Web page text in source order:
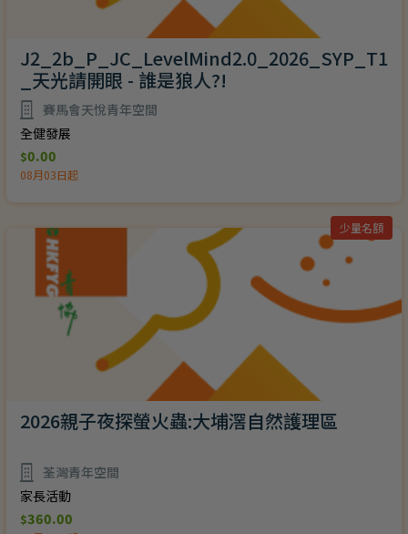
J2_2b_P_JC_LevelMind2.0_2026_SYP_T1
_天光請開眼 - 誰是狼人?!
賽馬會天悅青年空間
全健發展
$0.00
08月03日起
少量名額
2026親子夜探螢火蟲:大埔滘自然護理區
荃灣青年空間
家長活動
$360.00